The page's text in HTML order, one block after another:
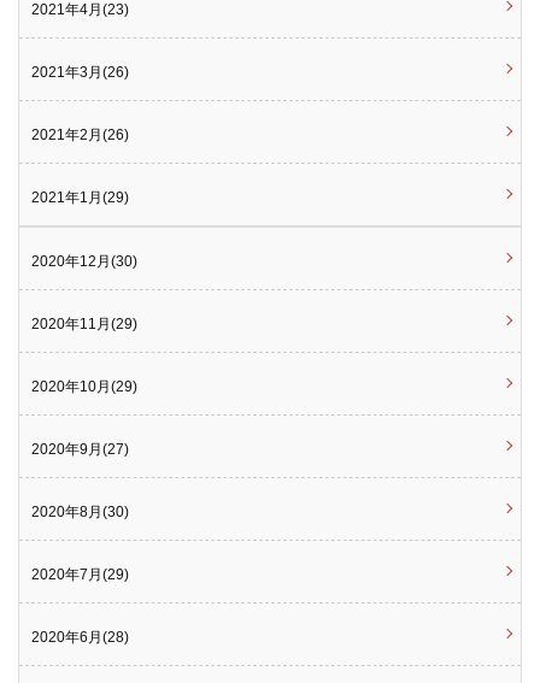
2021年4月(23)
2021年3月(26)
2021年2月(26)
2021年1月(29)
2020年12月(30)
2020年11月(29)
2020年10月(29)
2020年9月(27)
2020年8月(30)
2020年7月(29)
2020年6月(28)